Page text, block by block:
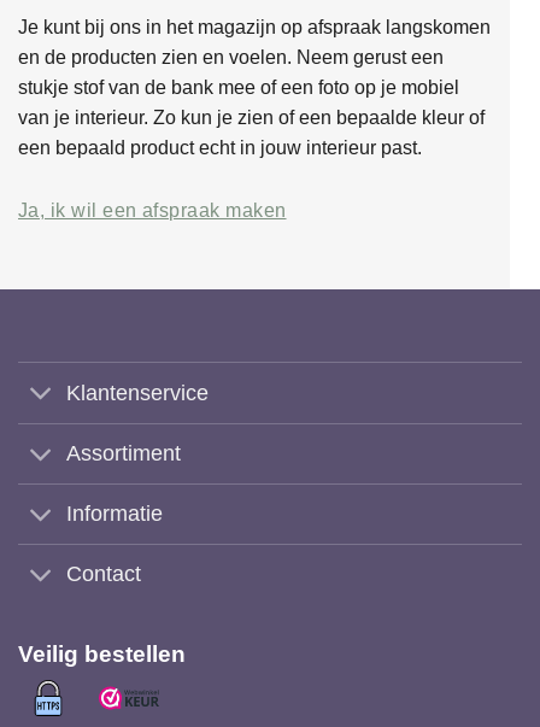
Je kunt bij ons in het magazijn op afspraak langskomen
en de producten zien en voelen. Neem gerust een
stukje stof van de bank mee of een foto op je mobiel
van je interieur. Zo kun je zien of een bepaalde kleur of
een bepaald product echt in jouw interieur past.
Ja, ik wil een afspraak maken
Klantenservice
Assortiment
Informatie
Contact
Veilig bestellen